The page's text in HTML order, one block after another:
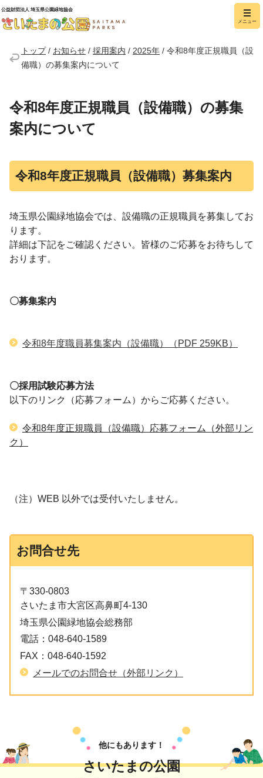
公益財団法人 埼玉県公園緑地協会
メニュー
トップ/ お知らせ / 採用案内 / 2025年 / 令和8年度正規職員（設
備職）の募集案内について
令和8年度正規職員（設備職）の募集
案内について
令和8年度正規職員（設備職）募集案内
埼玉県公園緑地協会では、設備職の正規職員を募集してお
ります。
詳細は下記をご確認ください。皆様のご応募をお待ちして
おります。
〇募集案内
令和8年度職員募集案内（設備職） （PDF 259KB）
〇採用試験応募方法
以下のリンク（応募フォーム）からご応募ください。
令和8年度正規職員（設備職）応募フォーム（外部リン
ク）
（注）WEB 以外では受付いたしません。
お問合せ先
〒330-0803
さいたま市大宮区高鼻町4-130
埼玉県公園緑地協会総務部
電話： 048-640-1589
FAX： 048-640-1592
メールでのお問合せ（外部リンク）
他にもあります！
さいたまの公園